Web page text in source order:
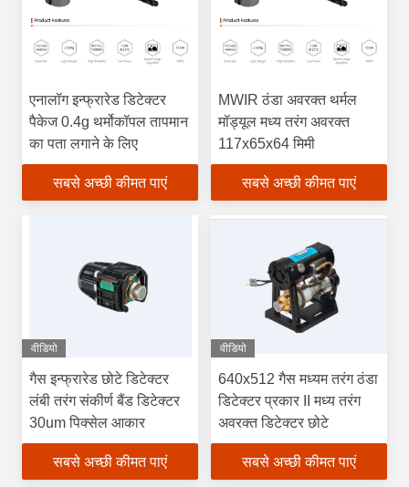
एनालॉग इन्फ्रारेड डिटेक्टर
पैकेज 0.4g थर्मोकॉपल तापमान
का पता लगाने के लिए
सबसे अच्छी कीमत पाएं
MWIR ठंडा अवरक्त थर्मल
मॉड्यूल मध्य तरंग अवरक्त
117x65x64 मिमी
सबसे अच्छी कीमत पाएं
वीडियो
गैस इन्फ्रारेड छोटे डिटेक्टर
लंबी तरंग संकीर्ण बैंड डिटेक्टर
30um पिक्सेल आकार
सबसे अच्छी कीमत पाएं
वीडियो
640x512 गैस मध्यम तरंग ठंडा
डिटेक्टर प्रकार II मध्य तरंग
अवरक्त डिटेक्टर छोटे
सबसे अच्छी कीमत पाएं